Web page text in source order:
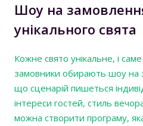
Шоу на
унікального свята
Кожне свято унікальне, і
замовники обирають шоу на
що сценарій пишеться
інтереси гостей, стиль
можна створити програму,